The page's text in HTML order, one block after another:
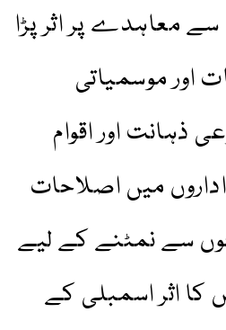
سے معاہدے پر اثر پڑا
اور موسمیاتی
ذہانت اور اقوام
میں اصلاحات
سے نمٹنے کے لیے
اثر اسمبلی کے